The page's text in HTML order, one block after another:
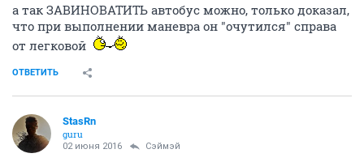
а так ЗАВИНОВАТИТЬ автобус можно, только доказал,
что при выполнении маневра он "очутился" справа
от легковой
ОТВЕТИТЬ
StasRn
guru
02 июня 2016 Сэймэй